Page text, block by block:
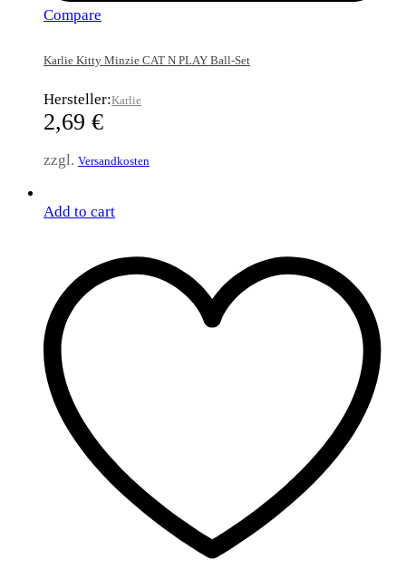
Compare
Karlie Kitty Minzie CAT N PLAY Ball-Set
Hersteller:Karlie
2,69 €
zzgl. Versandkosten
Add to cart